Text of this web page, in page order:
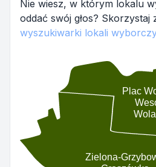
Nie wiesz, w którym lokalu
oddać swój głos? Skorzystaj
wyszukiwarki lokali
Zielona-
Plac